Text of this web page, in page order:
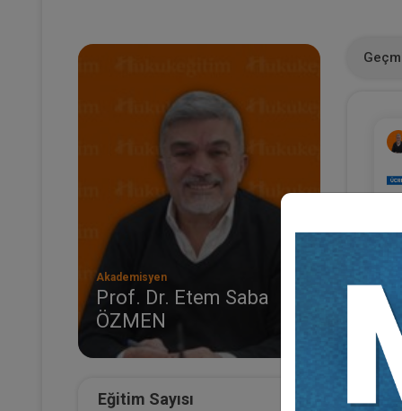
Akademisyen
Prof. Dr. Etem Saba
ÖZMEN
Eğitim Sayısı